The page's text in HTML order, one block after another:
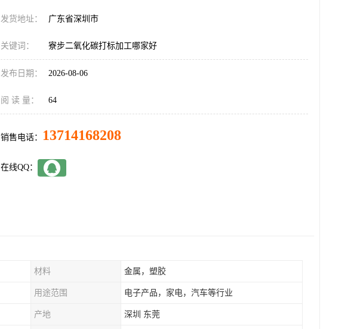
发货地址： 广东省深圳市
关键词： 寮步二氧化碳打标加工哪家好
发布日期： 2026-08-06
阅 读 量： 64
销售电话： 13714168208
在线QQ：
材料 金属，塑胶
用途范围 电子产品，家电，汽车等行业
产地 深圳 东莞